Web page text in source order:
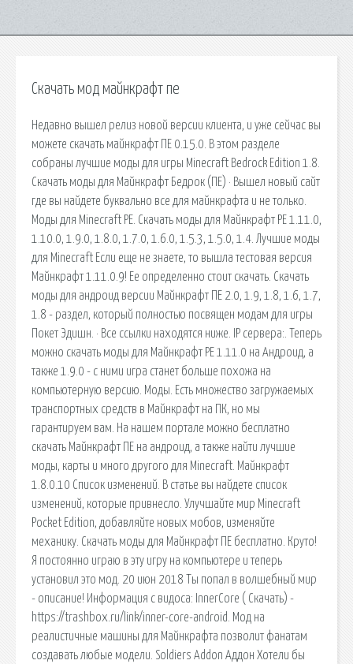
Скачать мод майнкрафт пе
Недавно вышел релиз новой версии клиента, и уже сейчас вы
можете скачать майнкрафт ПЕ 0.15.0. В этом разделе
собраны лучшие моды для игры Minecraft Bedrock Edition 1.8.
Скачать моды для Майнкрафт Бедрок (ПЕ) · Вышел новый сайт
где вы найдете буквально все для майнкрафта и не только.
Моды для Minecraft PE. Скачать моды для Майнкрафт PE 1.11.0,
1.10.0, 1.9.0, 1.8.0, 1.7.0, 1.6.0, 1.5.3, 1.5.0, 1.4. Лучшие моды
для Minecraft Если еще не знаете, то вышла тестовая версия
Майнкрафт 1.11.0.9! Ее определенно стоит скачать. Скачать
моды для андроид версии Майнкрафт ПЕ 2.0, 1.9, 1.8, 1.6, 1.7,
1.8 - раздел, который полностью посвящен модам для игры
Покет Эдишн. · Все ссылки находятся ниже. IP сервера:. Теперь
можно скачать моды для Майнкрафт PE 1.11.0 на Андроид, а
также 1.9.0 - с ними игра станет больше похожа на
компьютерную версию. Моды. Есть множество загружаемых
транспортных средств в Майнкрафт на ПК, но мы
гарантируем вам. На нашем портале можно бесплатно
скачать Майнкрафт ПЕ на андроид, а также найти лучшие
моды, карты и много другого для Minecraft. Майнкрафт
1.8.0.10 Список изменений. В статье вы найдете список
изменений, которые привнесло. Улучшайте мир Minecraft
Pocket Edition, добавляйте новых мобов, изменяйте
механику. Скачать моды для Майнкрафт ПЕ бесплатно. Круто!
Я постоянно играю в эту игру на компьютере и теперь
установил это мод. 20 июн 2018 Ты попал в волшебный мир
- описание! Информация с видоса: InnerCore ( Скачать) -
https://trashbox.ru/link/inner-core-android. Мод на
реалистичные машины для Майнкрафта позволит фанатам
создавать любые модели. Soldiers Addon Аддон Хотели бы